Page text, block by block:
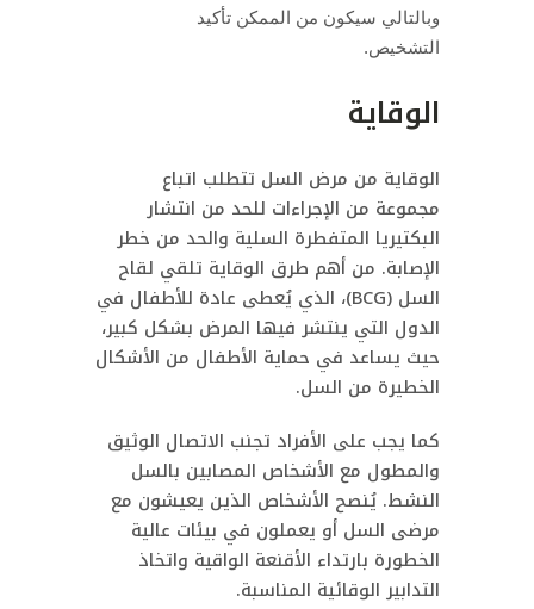
وبالتالي سيكون من الممكن تأكيد
التشخيص.
الوقاية
الوقاية من مرض السل تتطلب اتباع
مجموعة من الإجراءات للحد من انتشار
البكتيريا المتفطرة السلية والحد من خطر
الإصابة. من أهم طرق الوقاية تلقي لقاح
السل (BCG)، الذي يُعطى عادة للأطفال في
الدول التي ينتشر فيها المرض بشكل كبير،
حيث يساعد في حماية الأطفال من الأشكال
الخطيرة من السل.
كما يجب على الأفراد تجنب الاتصال الوثيق
والمطول مع الأشخاص المصابين بالسل
النشط. يُنصح الأشخاص الذين يعيشون مع
مرضى السل أو يعملون في بيئات عالية
الخطورة بارتداء الأقنعة الواقية واتخاذ
التدابير الوقائية المناسبة.